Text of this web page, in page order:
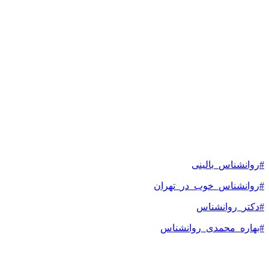
#روانشناس_بالینی
#روانشناس_خوب_در_تهران
#دکتر_روانشناس
#بهاره_محمدی_روانشناس